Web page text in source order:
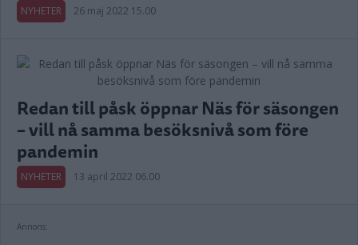
NYHETER 26 maj 2022 15.00
Redan till påsk öppnar Näs för säsongen
– vill nå samma besöksnivå som före
pandemin
NYHETER 13 april 2022 06.00
Annons: